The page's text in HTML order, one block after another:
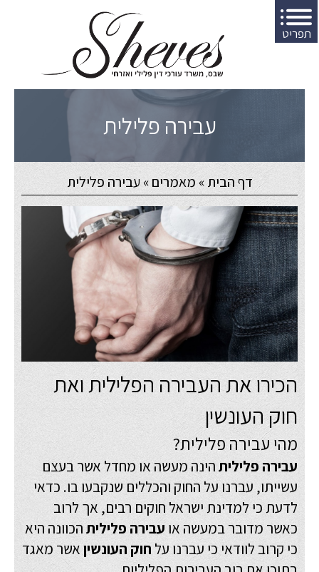
תפריט
עבירה פלילית
דף הבית»מאמרים» עבירה פלילית
הכירו את העבירה הפלילית ואת
חוק העונשין
מהי עבירה פלילית?
עבירה פליליתהינה מעשה או מחדל אשר בעצם
עשייתו, עברנו על החוק והכללים שנקבעו בו. כדאי
לדעת כי למדינת ישראל חוקים רבים, אך לרוב
כאשר מדובר במעשה או עבירה פליליתהכוונה היא
כי קרוב לוודאי כי עברנו על חוק העונשיןאשר מאגד